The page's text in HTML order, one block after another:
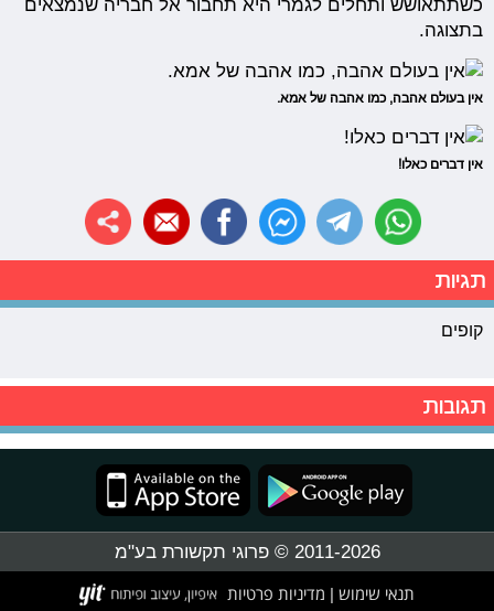
כשתתאושש ותחלים לגמרי היא תחבור אל חבריה שנמצאים
בתצוגה.
אין בעולם אהבה, כמו אהבה של אמא.
אין דברים כאלו!
תגיות
קופים
תגובות
2011-2026 © פרוגי תקשורת בע"מ
תנאי שימוש מדיניות פרטיות